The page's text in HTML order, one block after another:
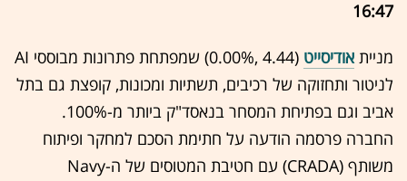
16:47
מנייתאודיסייט (4.44 ,‎
0.00%
‏) שמפתחת פתרונות מבוססי AI
לניטור ותחזוקה של רכיבים, תשתיות ומכונות, קופצת גם בתל
אביב וגם בפתיחת המסחר בנאסד"ק ביותר מ-100%.
החברה פרסמה הודעה על חתימת הסכם למחקר ופיתוח
משותף (CRADA) עם חטיבת המטוסים של ה-Navy